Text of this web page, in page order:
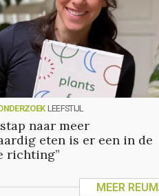
LEEFSTIJL
naar meer
eten is er een in de
richting”
MEER